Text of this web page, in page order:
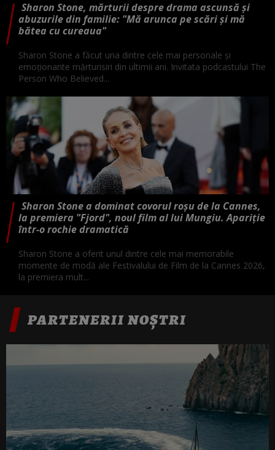
Sharon Stone, mărturii despre drama ascunsă și
abuzurile din familie: "Mă arunca pe scări și mă
bătea cu cureaua"
Sharon Stone a făcut una dintre cele mai personale și
emoționante mărturisiri din ultimii ani. Invitata podcastului The
Person Who Believed...
Sharon Stone a dominat covorul roșu de la Cannes,
la premiera "Fjord", noul film al lui Mungiu. Apariție
într-o rochie dramatică
Sharon Stone a oferit unul dintre cele mai memorabile
momente de modă ale Festivalului de Film de la Cannes 2026,
la premiera mult...
PARTENERII NOȘTRI